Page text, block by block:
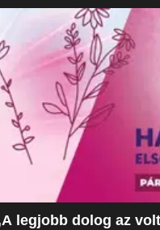
legjobb dolog az